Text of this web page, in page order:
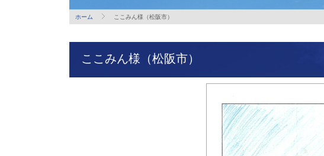
ホーム ここみん様（松阪市）
ここみん様（松阪市）